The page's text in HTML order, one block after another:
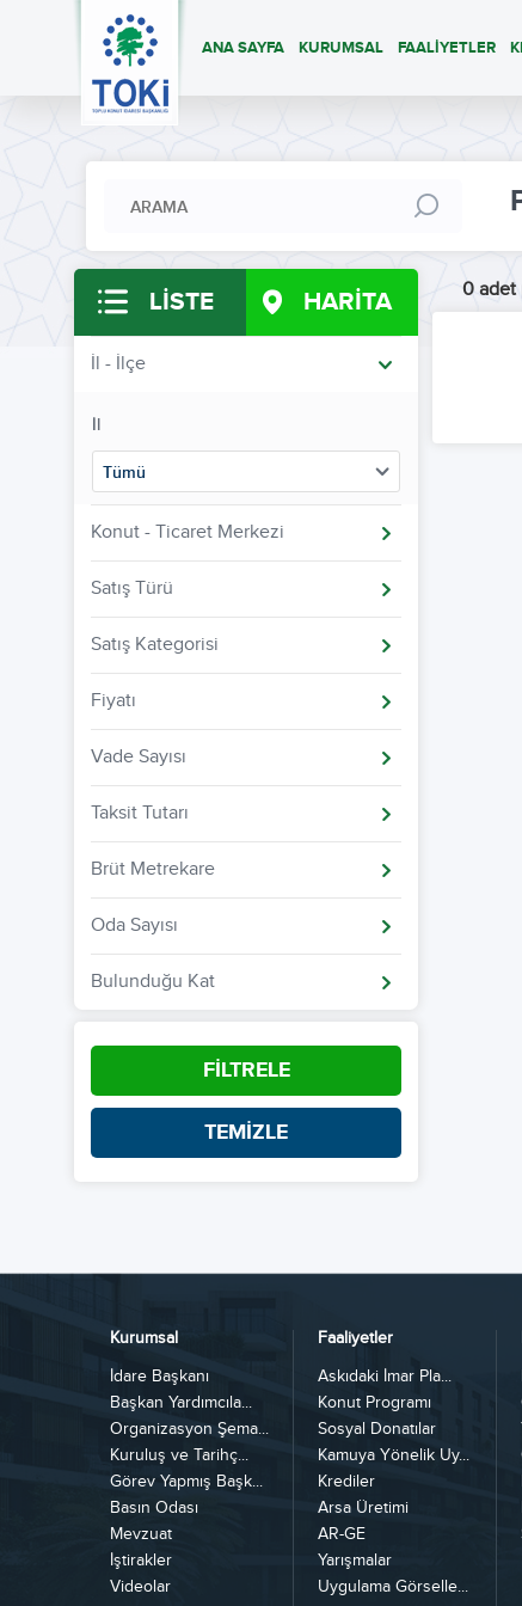
ANA SAYFA KURUMSAL FAALİYETLER
LİSTE HARİTA
İl - İlçe
İl
Tümü
Konut - Ticaret Merkezi
Satış Türü
Satış Kategorisi
Fiyatı
Vade Sayısı
Taksit Tutarı
Brüt Metrekare
Oda Sayısı
Bulunduğu Kat
FİLTRELE
TEMİZLE
0 adet
Kurumsal
İdare Başkanı
Başkan Yardımcıla...
Organizasyon Şema...
Kuruluş ve Tarihç...
Görev Yapmış Başk...
Basın Odası
Mevzuat
İştirakler
Videolar
Faaliyetler
Askıdaki İmar Pla...
Konut Programı
Sosyal Donatılar
Kamuya Yönelik Uy...
Krediler
Arsa Üretimi
AR-GE
Yarışmalar
Uygulama Görselle...